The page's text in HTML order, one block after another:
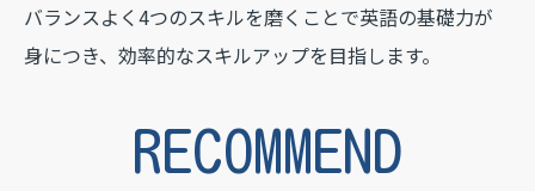
バランスよく4つのスキルを磨くことで英語の基礎力が
身につき、 効率的なスキルアップを目指します。
RECOMMEND